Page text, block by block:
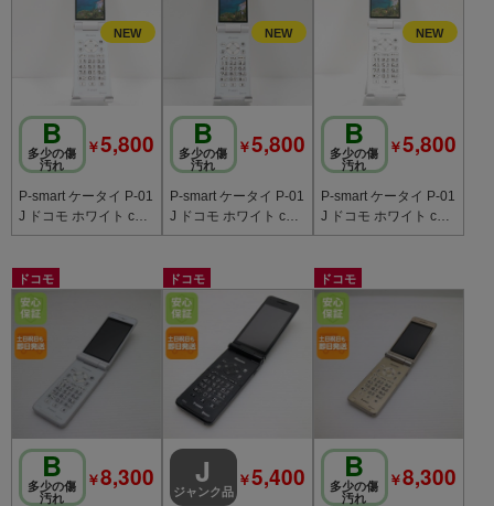
B
多少の傷
汚れ
￥5,800
P-smart ケータイ P-01
J ドコモ ホワイト c20
782
B
多少の傷
汚れ
￥5,800
P-smart ケータイ P-01
J ドコモ ホワイト c20
781
B
多少の傷
汚れ
￥5,800
P-smart ケータイ P-01
J ドコモ ホワイト c20
780
ドコモ
B
多少の傷
汚れ
￥8,300
ドコモ
J
ジャンク品
￥5,400
ドコモ
B
多少の傷
汚れ
￥8,300